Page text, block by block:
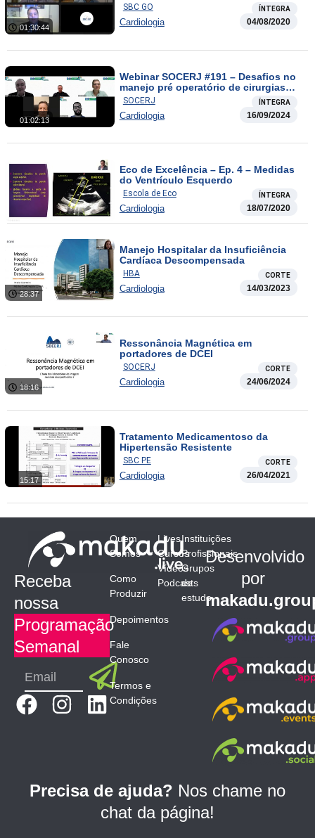
01:30:44
SBC GO ÍNTEGRA
Cardiologia 04/08/2020
01:02:13
Webinar SOCERJ #191 – Desafios no
manejo pré operatório de cirurgias
não cardíacas
SOCERJ ÍNTEGRA
Cardiologia 16/09/2024
Eco de Excelência – Ep. 4 – Medidas
do Ventrículo Esquerdo
Escola de Eco ÍNTEGRA
Cardiologia 18/07/2020
28:37
Manejo Hospitalar da Insuficiência
Cardíaca Descompensada
HBA CORTE
Cardiologia 14/03/2023
18:16
Ressonância Magnética em
portadores de DCEI
SOCERJ CORTE
Cardiologia 24/06/2024
15:17
Tratamento Medicamentoso da
Hipertensão Resistente
SBC PE CORTE
Cardiologia 26/04/2021
Receba
nossa
Programação
Semanal
Submit
F
b
I
a
L
e
d
Quem
Somos
Como
Produzir
Depoimentos
Fale
Conosco
Termos e
Condições
Lives
Cursos
Vídeos
Podcasts
Instituições
Profissionais
Grupos
de
estudo
Desenvolvido
por
Precisa de ajuda? Nos chame no
chat da página!